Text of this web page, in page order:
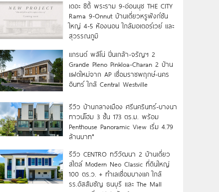
เดอะ ซิตี้ พระราม 9-อ่อนนุช THE CITY
Rama 9-Onnut บ้านเดี่ยวหรูฟังก์ชัน
ใหญ่ 4-5 ห้องนอน ใกล้มอเตอร์เวย์ และ
สุวรรณภูมิ
แกรนด์ พลีโน่ ปิ่นเกล้า-จรัญฯ 2
Grande Pleno Pinkloa-Charan 2 บ้าน
แฝดใหม่จาก AP เชื่อมราชพฤกษ์-นคร
อินทร์ ใกล้ Central Westville
รีวิว บ้านกลางเมือง ศรีนครินทร์-บางนา
ทาวน์โฮม 3 ชั้น 173 ตร.ม. พร้อม
Penthouse Panoramic View เริ่ม 4.79
ล้านบาท*
รีวิว CENTRO ทวีวัฒนา 2 บ้านเดี่ยว
สไตล์ Modern Neo Classic ที่ดินใหญ่
100 ตร.ว. + ทำเลเชื่อมบางแค ใกล้
รร.อัสสัมชัญ ธนบุรี และ The Mall